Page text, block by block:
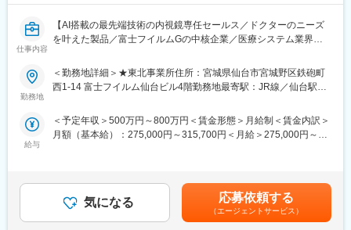
す。車での移動がメインとなります。
・ご自宅拠点で直行直帰が可能です。ただし、研修、社内の打ち
・社用車を支給予定です。
・土日夜間の緊急対応は月1-2回程度
入社後2週間程、製品知識について研修を受けて頂き、配属部門の
先輩社員からOJT形式で業務をキャッチアップ頂きます。最初は
心して業務に従事することが可能です。
■「ゴアカルチャー」の特徴：
・個人で実績を上げるだけでなく、チームや組織全体への影響、
仕事内容
【AI搭載の最先端技術の内視鏡専任セールス／ドクターのニーズ
を叶えた製品／富士フイルムGの中核企業／医療システム業界
実】
だきます。
主な担当製品：CAD EYE（国内で初めて上市したAI搭載の内視鏡
クリニックを中心にシェア拡大をしており、今後も広げていくた
めの増員採用です。
勤務地
＜勤務地詳細＞★東北事業所住所：宮城県仙台市宮城野区鉄砲町
西1-14 富士フイルム仙台ビル4階勤務地最寄駅：JR線／仙台駅受
モートワーク含む）
給与
＜予定年収＞500万円～800万円＜賃金形態＞月給制＜賃金内訳＞
月額（基本給）：275,000円～315,700円＜月給＞275,000円～
万円(入社8年・経験11年、手当含)：月給37万円賃金はあくまでも
目安の金額であり、選考を通じて上下する可能性があります。月
給(月額)は固定手当を含めた表記です。
気になる 応募依頼する
（エージェントサービス）